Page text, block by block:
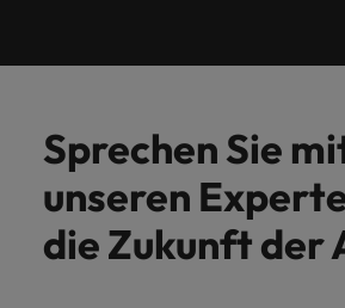
Sprechen Sie
unseren
die Zukunft der